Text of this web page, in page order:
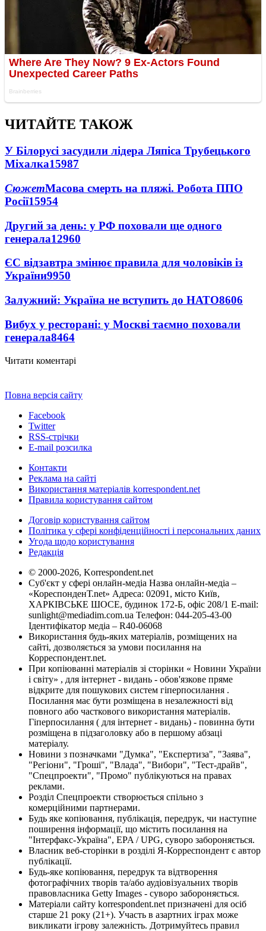
ЧИТАЙТЕ ТАКОЖ
У Білорусі засудили лідера Ляпіса Трубецького
Міхалка15987
СюжетМасова смерть на пляжі. Робота ППО
Росії15954
Другий за день: у РФ поховали ще одного
генерала12960
ЄС відзавтра змінює правила для чоловіків із
України9950
Залужний: Україна не вступить до НАТО8606
Вибух у ресторані: у Москві таємно поховали
генерала8464
Читати коментарі
Повна версія сайту
Facebook
Twitter
RSS-стрічки
E-mail розсилка
Контакти
Реклама на сайті
Використання матеріалів korrespondent.net
Правила користування сайтом
Договір користування сайтом
Політика у сфері конфіденційності і персональних даних
Угода щодо користування
Редакція
© 2000-2026, Korrespondent.net
Суб'єкт у сфері онлайн-медіа Назва онлайн-медіа –
«КореспонденТ.net» Адреса: 02091, місто Київ,
ХАРКІВСЬКЕ ШОСЕ, будинок 172-Б, офіс 208/1 E-mail:
sunlight@mediadim.com.ua Телефон: 044-205-43-00
Ідентифікатор медіа – R40-06068
Використання будь-яких матеріалів, розміщених на
сайті, дозволяється за умови посилання на
Корреспондент.net.
При копіюванні матеріалів зі сторінки « Новини України
і світу» , для інтернет - видань - обов'язкове пряме
відкрите для пошукових систем гіперпосилання .
Посилання має бути розміщена в незалежності від
повного або часткового використання матеріалів.
Гіперпосилання ( для інтернет - видань) - повинна бути
розміщена в підзаголовку або в першому абзаці
матеріалу.
Новини з позначками "Думка", "Експертиза", "Заява",
"Регіони", "Гроші", "Влада", "Вибори", "Тест-драйв",
"Спецпроекти", "Промо" публікуються на правах
реклами.
Розділ Спецпроекти створюється спільно з
комерційними партнерами.
Будь яке копіювання, публікація, передрук, чи наступне
поширення інформації, що містить посилання на
"Інтерфакс-Україна", EPA / UPG, суворо забороняється.
Власник веб-сторінки в розділі Я-Корреспондент є автор
публікації.
Будь-яке копіювання, передрук та відтворення
фотографічних творів та/або аудіовізуальних творів
правовласника Getty Images - суворо забороняється.
Матеріали сайту korrespondent.net призначені для осіб
старше 21 року (21+). Участь в азартних іграх може
викликати ігрову залежність. Дотримуйтесь правил